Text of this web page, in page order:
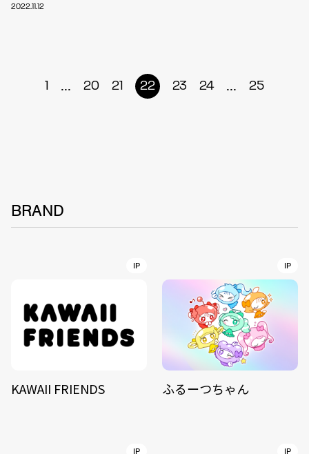
2022.11.12
1 ... 20 21 22 23 24 ... 25
BRAND
IP
KAWAII FRIENDS
IP
ふるーつちゃん
IP IP